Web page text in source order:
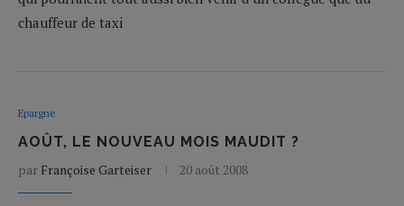
chauffeur de taxi
Epargne
AOÛT, LE NOUVEAU MOIS MAUDIT ?
par Françoise Garteiser 20 août 2008